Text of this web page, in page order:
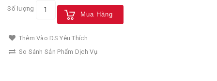
Số lượng
Mua Hàng
Thêm Vào DS Yêu Thích
So Sánh Sản Phẩm Dịch Vụ